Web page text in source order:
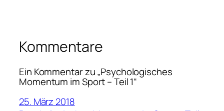
Kommentare
Ein Kommentar zu „Psychologisches
Momentum im Sport – Teil 1“
25. März 2018